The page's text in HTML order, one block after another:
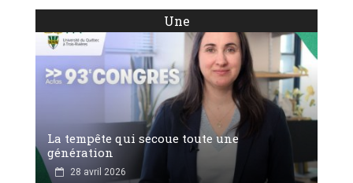
Une
La tempête qui secoue toute une
génération
28 avril 2026